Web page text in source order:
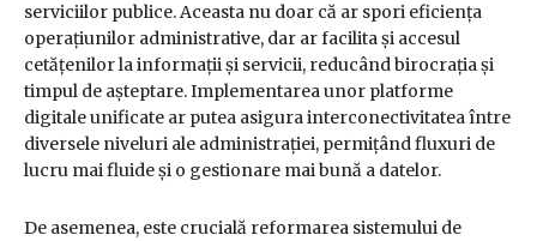
serviciilor publice. Aceasta nu doar că ar spori eficiența
operațiunilor administrative, dar ar facilita și accesul
cetățenilor la informații și servicii, reducând birocrația și
timpul de așteptare. Implementarea unor platforme
digitale unificate ar putea asigura interconectivitatea între
diversele niveluri ale administrației, permițând fluxuri de
lucru mai fluide și o gestionare mai bună a datelor.
De asemenea, este crucială reformarea sistemului de